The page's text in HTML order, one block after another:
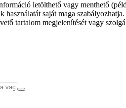
letölthető vagy menthető
saját maga
tartalom megjelenítését vagy